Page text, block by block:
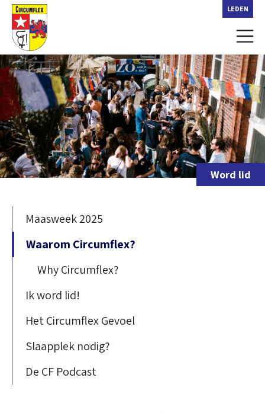
LEDEN
Word lid
Maasweek 2025
Waarom Circumflex?
Why Circumflex?
Ik word lid!
Het Circumflex Gevoel
Slaapplek nodig?
De CF Podcast